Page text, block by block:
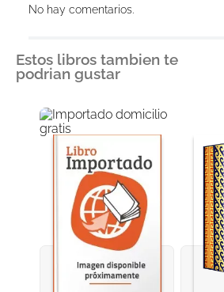
★★★★★
Tu nombre
Dirección de email
Escribe un comentario
No hay comentarios.
Estos libros tambien te
podrian gustar